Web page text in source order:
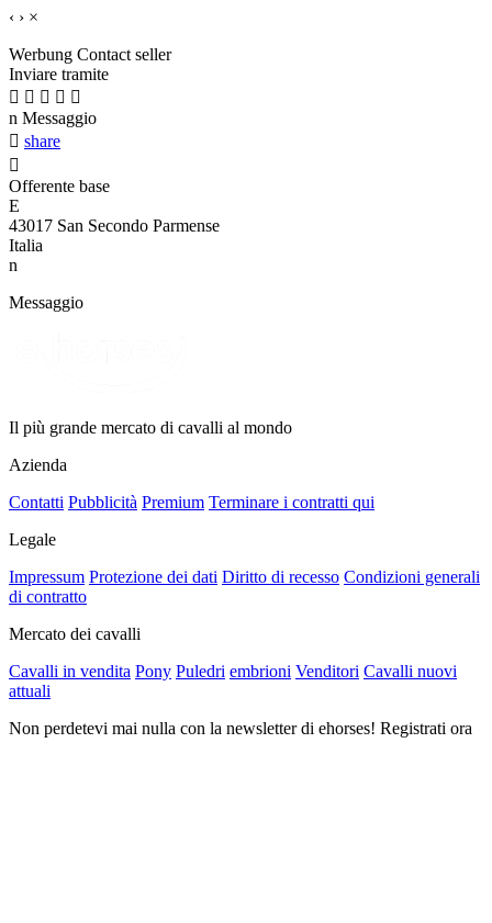
‹ › ×
Werbung Contact seller
Inviare tramite
    
n Messaggio
 share

Offerente base
E
43017 San Secondo Parmense
Italia
n
Messaggio
Il più grande mercato di cavalli al mondo
Azienda
Contatti Pubblicità Premium Terminare i contratti qui
Legale
Impressum Protezione dei dati Diritto di recesso Condizioni generali
di contratto
Mercato dei cavalli
Cavalli in vendita Pony Puledri embrioni Venditori Cavalli nuovi
attuali
Non perdetevi mai nulla con la newsletter di ehorses! Registrati ora